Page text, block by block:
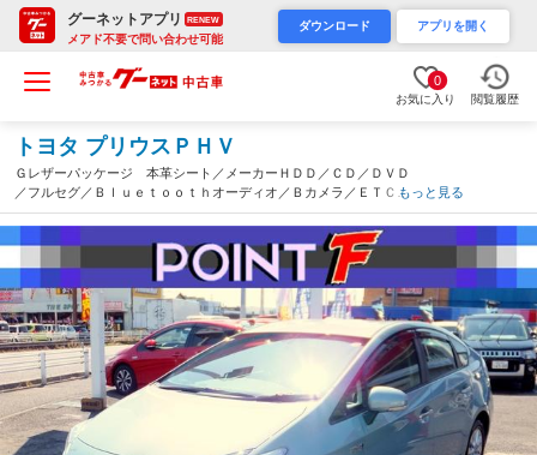
グーネットアプリ RENEW
メアド不要で問い合わせ可能
ダウンロード アプリを開く
0
お気に入り 閲覧履歴
トヨタ プリウスＰＨＶ
Ｇレザーパッケージ 本革シート／メーカーＨＤＤ／ＣＤ／ＤＶＤ
／フルセグ／Ｂｌｕｅｔｏｏｔｈオーディオ／Ｂカメラ／ＥＴＣ／
レーダークルーズ／シートヒーター／パワーシート／ＬＥＤライト
／アルミ／サイドカーテンエアバック／（埼玉県）
もっと見る